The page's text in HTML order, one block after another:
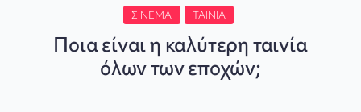
ΣΙΝΕΜΆ ΤΑΙΝΊΑ
Ποια είναι η καλύτερη ταινία
όλων των εποχών;